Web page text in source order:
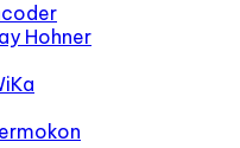
Hohner